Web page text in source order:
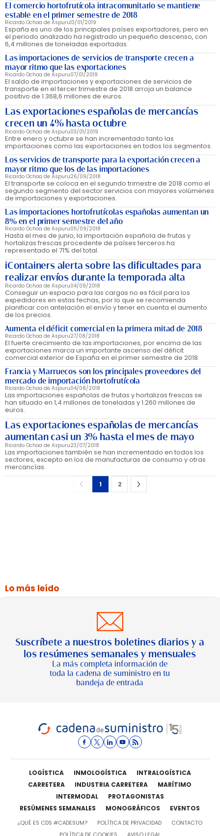
El comercio hortofrutícola intracomunitario se mantiene
estable en el primer semestre de 2018
Ricardo Ochoa de Aspuru13/01/2019
España es uno de los principales países exportadores, pero en
el periodo analizado ha registrado un pequeño descenso, con
6,4 millones de toneladas exportadas.
Las importaciones de servicios de transporte crecen a
mayor ritmo que las exportaciones
Ricardo Ochoa de Aspuru07/01/2019
El saldo de importaciones y exportaciones de servicios de
transporte en el tercer trimestre de 2018 arroja un balance
positivo de 1.368,6 millones de euros.
Las exportaciones españolas de mercancías
crecen un 4% hasta octubre
Ricardo Ochoa de Aspuru03/01/2019
Entre enero y octubre se han incrementado tanto las
importaciones como las exportaciones en todos los segmentos.
Los servicios de transporte para la exportación crecen a
mayor ritmo que los de las importaciones
Ricardo Ochoa de Aspuru26/09/2018
El transporte se coloca en el segundo trimestre de 2018 como el
segundo segmento del sector servicios con mayores volúmenes
de importaciones y exportaciones.
Las importaciones hortofrutícolas españolas aumentan un
8% en el primer semestre del año
Ricardo Ochoa de Aspuru05/09/2018
Hasta el mes de junio, la importación española de frutas y
hortalizas frescas procedente de países terceros ha
representado el 71% del total.
iContainers alerta sobre las dificultades para
realizar envíos durante la temporada alta
Ricardo Ochoa de Aspuru04/09/2018
Conseguir un espacio para las cargas no es fácil para los
expedidores en estas fechas, por lo que se recomienda
planificar con antelación el envío y tener en cuenta el aumento
de los precios.
Aumenta el déficit comercial en la primera mitad de 2018
Ricardo Ochoa de Aspuru27/08/2018
El fuerte crecimiento de las importaciones, por encima de las
exportaciones marca un importante ascenso del déficit
comercial exterior de España en el primer semestre de 2018.
Francia y Marruecos son los principales proveedores del
mercado de importación hortofrutícola
Ricardo Ochoa de Aspuru04/08/2018
Las importaciones españolas de frutas y hortalizas frescas se
han situado en 1,4 millones de toneladas y 1.260 millones de
euros.
Las exportaciones españolas de mercancías
aumentan casi un 3% hasta el mes de mayo
Ricardo Ochoa de Aspuru23/07/2018
Las importaciones también se han incrementado en todos los
sectores, excepto en los de manufacturas de consumo y otras
mercancías.
1 2
Lo más leído
Suscríbete a nuestros boletines diarios y a
los resúmenes semanales y mensuales
La más completa información de
toda la cadena de suministro en tu
bandeja de entrada
LOGÍSTICA INMOLOGÍSTICA
INTRALOGÍSTICA
CARRETERA
INDUSTRIA CARRETERA
MARÍTIMO
INTERMODAL
PROTAGONISTAS
RESÚMENES SEMANALES
MONOGRÁFICOS EVENTOS
¿QUÉ ES CDS #CADESUM? POLÍTICA DE PRIVACIDAD
CONTACTO
POLÍTICA DE COOKIES
AVISO LEGAL